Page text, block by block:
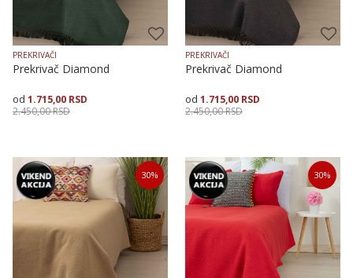
PREKRIVAČI
Prekrivač Diamond
1.715,00 RSD
2.450,00RSD
Veličina
150X225200X250
Dodaj u korpu
PREKRIVAČI
Prekrivač Diamond
1.715,00 RSD
2.450,00RSD
Veličina
150X225200X250
Dodaj u korpu
30% 30%